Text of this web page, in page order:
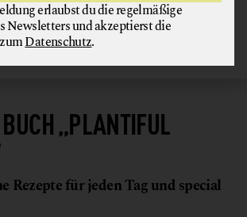
Neubauer // Rezepte: Maya
„PLANTIFUL
Rezepte für jeden Tag und special
erlaubst du die regelmäßige
Newsletters und akzeptierst die
Datenschutz.